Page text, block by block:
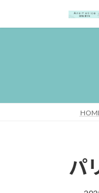
キ
に
パ